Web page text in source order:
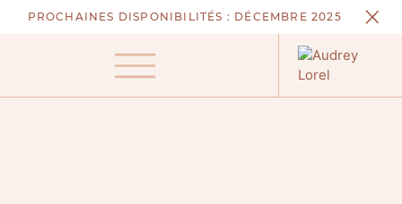
AllerPROCHAINES DISPONIBILITÉS : DÉCEMBRE 2025
Menu